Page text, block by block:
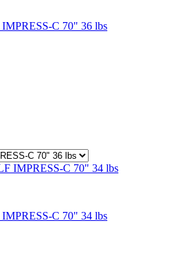
C 70" 36 lbs
C 70" 34 lbs